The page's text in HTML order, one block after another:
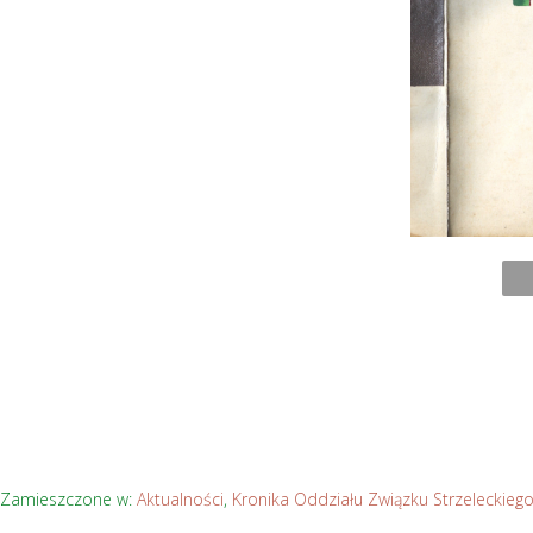
Zamieszczone w: Aktualności, Kronika Oddziału Związku Strzeleckiego